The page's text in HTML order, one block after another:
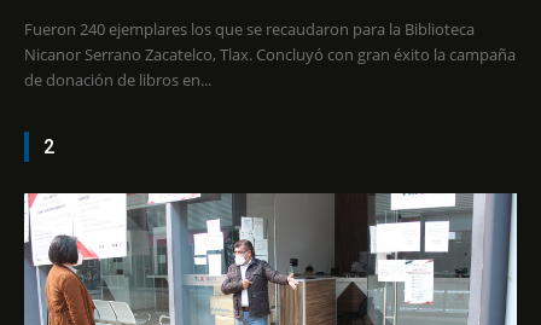
Fueron 240 ejemplares los que se recaudaron para la Biblioteca
Nicanor Serrano Zacatelco, Tlax. Concluyó con gran éxito la campaña
de donación de libros en...
2